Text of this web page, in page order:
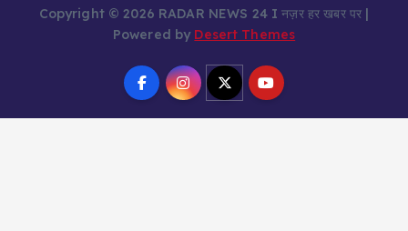
Copyright © 2026 RADAR NEWS 24 I नज़र हर खबर पर |
Powered by Desert Themes